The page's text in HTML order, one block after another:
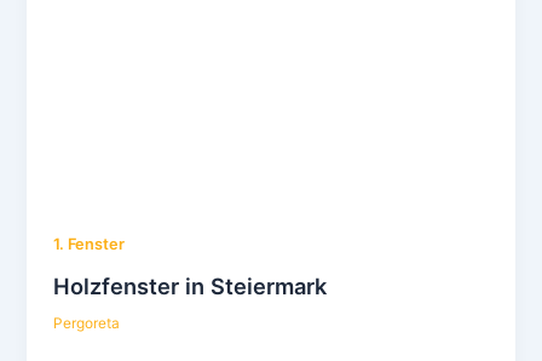
1. Fenster
Holzfenster in Steiermark
Pergoreta